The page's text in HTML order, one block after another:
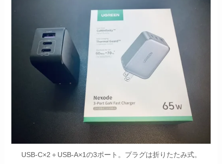
USB-C×2＋USB-A×1の3ポート。プラグは折りたたみ式。